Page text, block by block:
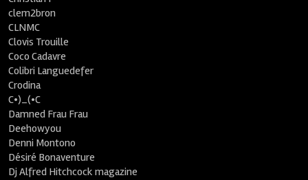
clem2bron
CLNMC
Clovis Trouille
Coco Cadavre
Colibri Languedefer
Crodina
C•)_(•C
Damned Frau Frau
Deehowyou
Denni Montono
Désiré Bonaventure
Dj Alfred Hitchcock magazine